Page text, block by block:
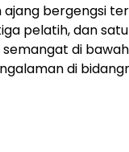
ajang bergengsi
pelatih, dan
semangat di
di